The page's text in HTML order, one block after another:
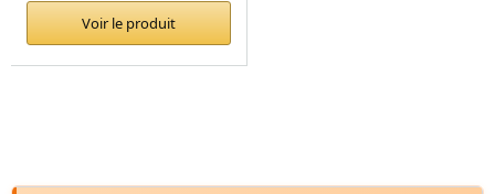
Voir le produit